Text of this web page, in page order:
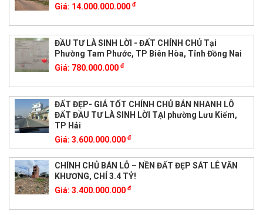
Giá: 14.000.000.000 đ
ĐẦU TƯ LÀ SINH LỜI - ĐẤT CHÍNH CHỦ Tại
Phường Tam Phước, TP Biên Hòa, Tỉnh Đồng Nai
Giá: 780.000.000 đ
ĐẤT ĐẸP- GIÁ TỐT CHÍNH CHỦ BÁN NHANH LÔ
ĐẤT ĐẦU TƯ LÀ SINH LỜI TẠI phường Lưu Kiếm,
TP Hải
Giá: 3.600.000.000 đ
CHÍNH CHỦ BÁN LỖ – NỀN ĐẤT ĐẸP SÁT LÊ VĂN
KHƯƠNG, CHỈ 3.4 TỶ!
Giá: 3.400.000.000 đ